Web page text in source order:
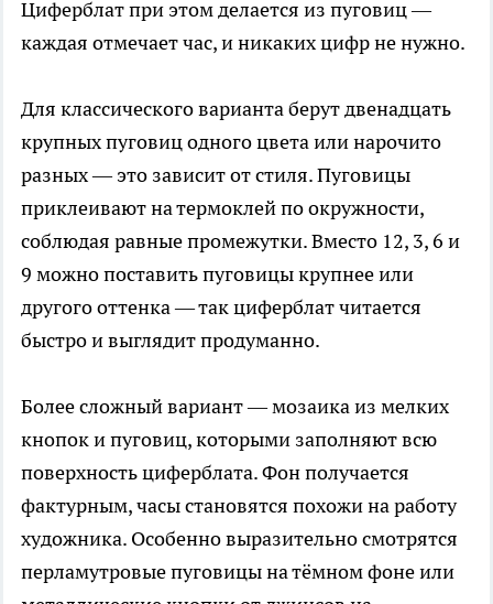
Циферблат при этом делается из пуговиц —
каждая отмечает час, и никаких цифр не нужно.
Для классического варианта берут двенадцать
крупных пуговиц одного цвета или нарочито
разных — это зависит от стиля. Пуговицы
приклеивают на термоклей по окружности,
соблюдая равные промежутки. Вместо 12, 3, 6 и
9 можно поставить пуговицы крупнее или
другого оттенка — так циферблат читается
быстро и выглядит продуманно.
Более сложный вариант — мозаика из мелких
кнопок и пуговиц, которыми заполняют всю
поверхность циферблата. Фон получается
фактурным, часы становятся похожи на работу
художника. Особенно выразительно смотрятся
перламутровые пуговицы на тёмном фоне или